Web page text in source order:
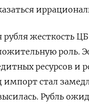
рубля жесткость
роль.
ресурсов и
импорт стал
Рубль